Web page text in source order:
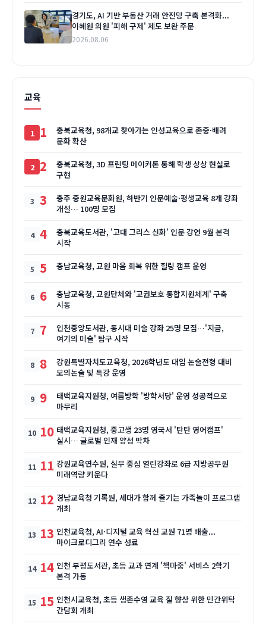
경기도, AI 기반 부동산 거래 안전망 구축 본격화...
이혜원 의원 '피해 구제' 제도 보완 주문
2026.08.06
교육
1
충북교육청, 98개교 찾아가는 인성교육으로 존중·배려
문화 확산
2
충북교육청, 3D 프린팅 메이커톤 통해 학생 상상 현실로
구현
3
충주 중원교육문화원, 하반기 인문예술·평생교육 8개 강좌
개설… 100명 모집
4
충북교육도서관, '고대 그리스 신화' 인문 강연 9월 본격
시작
5 충남교육청, 교원 마음 회복 위한 힐링 캠프 운영
6
충남교육청, 교원단체와 '교권보호 통합지원체계' 구축
시동
7
인천중앙도서관, 동시대 미술 강좌 25명 모집…'지금,
여기의 미술' 탐구 시작
8
강원특별자치도교육청, 2026학년도 대입 논술전형 대비
모의논술 및 특강 운영
9
태백교육지원청, 여름방학 '방학서당' 운영 성공적으로
마무리
10 태백교육지원청, 중고생 23명 영국서 '탄탄 영어캠프'
실시… 글로벌 인재 양성 박차
11 강원교육연수원, 실무 중심 열린강좌로 6급 지방공무원
미래역량 키운다
12 경남교육청 기록원, 세대가 함께 즐기는 가족놀이 프로그램
개최
13 인천교육청, AI·디지털 교육 혁신 교원 71명 배출...
마이크로디그리 연수 성료
14 인천 부평도서관, 초등 교과 연계 '책마중' 서비스 2학기
본격 가동
15 인천시교육청, 초등 생존수영 교육 질 향상 위한 민간위탁
간담회 개최